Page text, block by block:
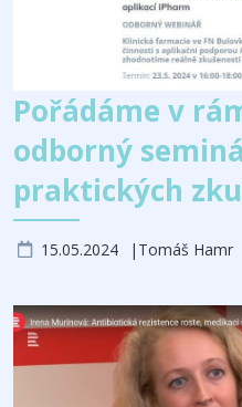
Pořádáme v
odborný
praktických
15.05.2024 Tomáš Hamr